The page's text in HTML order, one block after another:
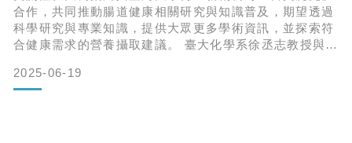
合作，共同推動腸道健康相關研究與知識普及，期望透過
科學研究與專業知識，提供大眾更多學術資訊，並探索符
合健康需求的營養攝取建議。 臺大化學系徐丞志教授與臺
量代謝調節的關聯性。 臺灣大學化學系徐丞志教授團隊的
研究顯示，腸道菌群與腸泌素 GLP-1（胰高血糖素樣
2025-06-19